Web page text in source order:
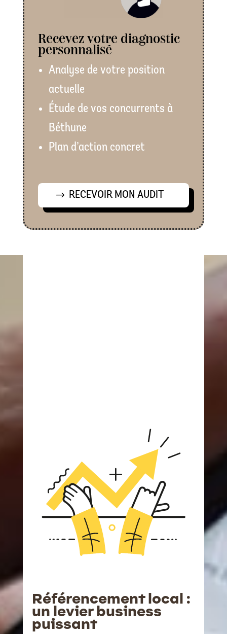
Recevez votre diagnostic
personnalisé
Analyse de votre position
actuelle
Étude de vos concurrents à
Béthune
Plan d’action concret
RECEVOIR MON AUDIT
Référencement local :
un levier business
puissant